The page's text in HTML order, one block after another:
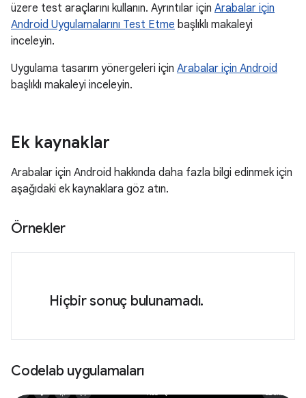
üzere test araçlarını kullanın. Ayrıntılar için Arabalar için
Android Uygulamalarını Test Etme başlıklı makaleyi
inceleyin.
Uygulama tasarım yönergeleri için Arabalar için Android
başlıklı makaleyi inceleyin.
Ek kaynaklar
Arabalar için Android hakkında daha fazla bilgi edinmek için
aşağıdaki ek kaynaklara göz atın.
Örnekler
Hiçbir sonuç bulunamadı.
Codelab uygulamaları